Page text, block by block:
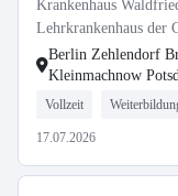
Krankenhaus
Lehrkrankenhaus der
Berlin Zehlendorf
Kleinmachnow
Vollzeit
17.07.2026